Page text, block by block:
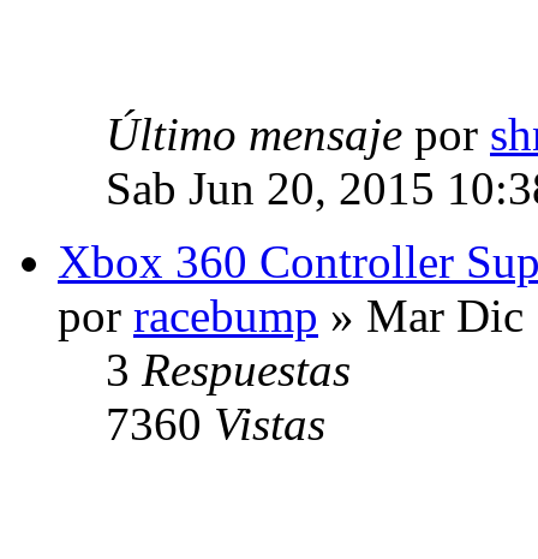
Último mensaje por
Sab Jun 20, 2015
Xbox 360 Controller
por racebump » Mar Dic
3 Respuestas
7360 Vistas